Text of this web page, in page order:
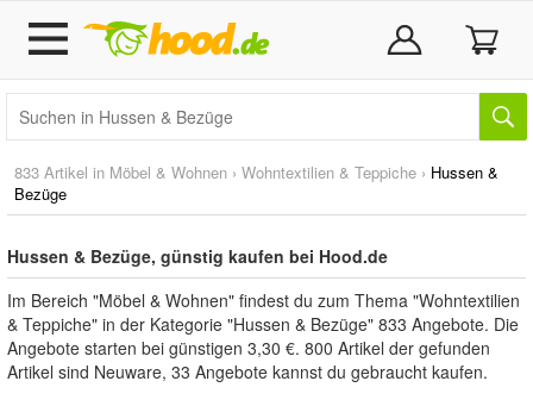
833 Artikel in Möbel & Wohnen › Wohntextilien & Teppiche › Hussen &
Bezüge
Hussen & Bezüge, günstig kaufen bei Hood.de
Im Bereich "Möbel & Wohnen" findest du zum Thema "Wohntextilien
& Teppiche" in der Kategorie "Hussen & Bezüge" 833 Angebote. Die
Angebote starten bei günstigen 3,30 €. 800 Artikel der gefunden
Artikel sind Neuware, 33 Angebote kannst du gebraucht kaufen.